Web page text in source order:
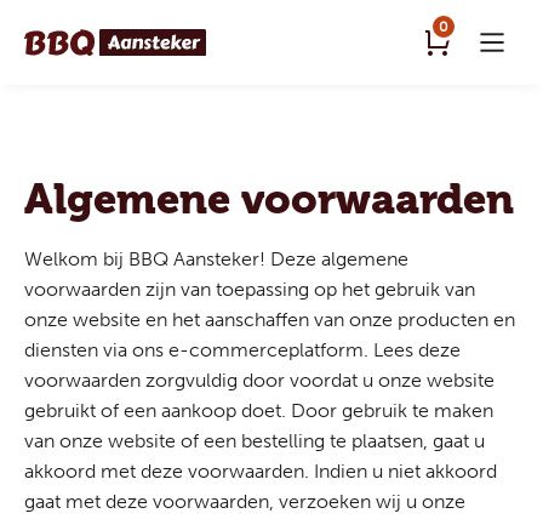
0
Algemene voorwaarden
Welkom bij BBQ Aansteker! Deze algemene
voorwaarden zijn van toepassing op het gebruik van
onze website en het aanschaffen van onze producten en
diensten via ons e-commerceplatform. Lees deze
voorwaarden zorgvuldig door voordat u onze website
gebruikt of een aankoop doet. Door gebruik te maken
van onze website of een bestelling te plaatsen, gaat u
akkoord met deze voorwaarden. Indien u niet akkoord
gaat met deze voorwaarden, verzoeken wij u onze